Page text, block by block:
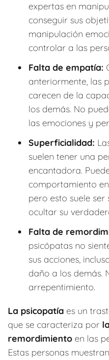
expertas en
conseguir sus
manipulación
controlar a las
Falta de empatía:
anteriormente, las
carecen de la
los demás. No
las emociones y
Superficialidad:
suelen tener una
encantadora.
comportamiento
pero esto suele
ocultar su
Falta de
psicópatas no
sus acciones,
daño a los demás.
arrepentimiento.
La psicopatía es un
que se caracteriza por
remordimiento en las
Estas personas